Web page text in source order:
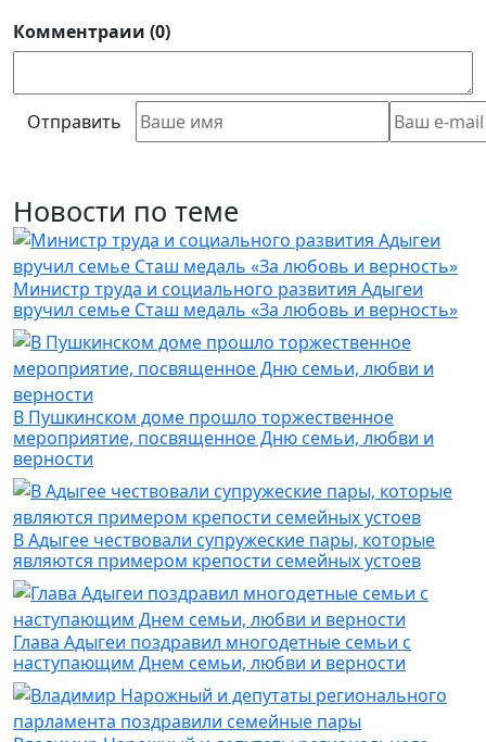
Комментраии (0)
Отправить
Новости по теме
Министр труда и социального развития Адыгеи
вручил семье Сташ медаль «За любовь и верность»
В Пушкинском доме прошло торжественное
мероприятие, посвященное Дню семьи, любви и
верности
В Адыгее чествовали супружеские пары, которые
являются примером крепости семейных устоев
Глава Адыгеи поздравил многодетные семьи с
наступающим Днем семьи, любви и верности